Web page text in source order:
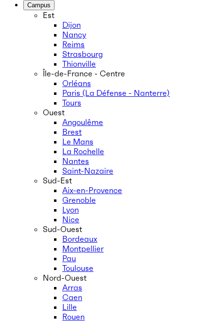
Campus
Est
Dijon
Nancy
Reims
Strasbourg
Thionville
Île-de-France - Centre
Orléans
Paris (La Défense - Nanterre)
Tours
Ouest
Angoulême
Brest
Le Mans
La Rochelle
Nantes
Saint-Nazaire
Sud-Est
Aix-en-Provence
Grenoble
Lyon
Nice
Sud-Ouest
Bordeaux
Montpellier
Pau
Toulouse
Nord-Ouest
Arras
Caen
Lille
Rouen